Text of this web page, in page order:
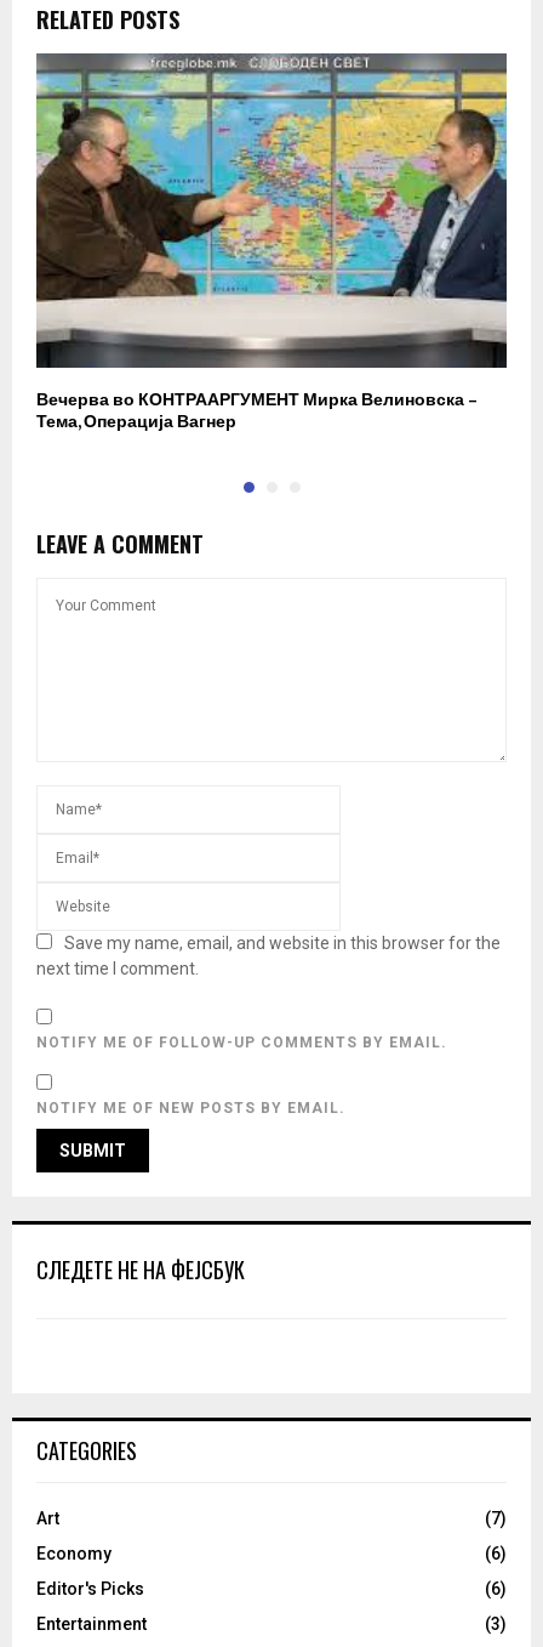
RELATED POSTS
Вечерва во КОНТРААРГУМЕНТ Мирка Велиновска –
Тема, Операција Вагнер
LEAVE A COMMENT
Save my name, email, and website in this browser for the
next time I comment.
NOTIFY ME OF FOLLOW-UP COMMENTS BY EMAIL.
NOTIFY ME OF NEW POSTS BY EMAIL.
СЛЕДЕТЕ НЕ НА ФЕЈСБУК
CATEGORIES
Art
(7)
Economy
(6)
Editor's Picks
(6)
Entertainment
(3)